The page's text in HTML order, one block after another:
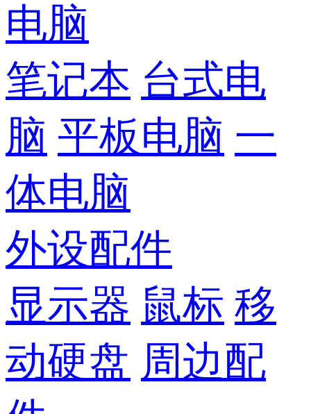
电脑
笔记本 台式电
脑 平板电脑 一
体电脑
外设配件
显示器 鼠标 移
动硬盘 周边配